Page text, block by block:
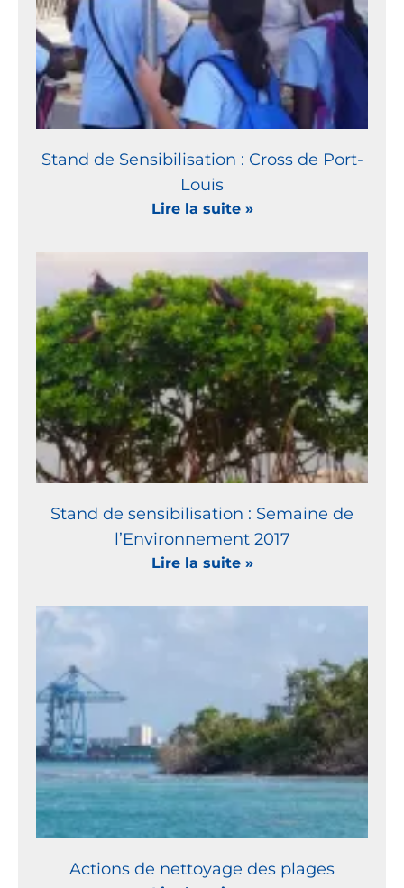
Stand de Sensibilisation : Cross de Port-
Louis
Lire la suite »
Stand de sensibilisation : Semaine de
l’Environnement 2017
Lire la suite »
Actions de nettoyage des plages